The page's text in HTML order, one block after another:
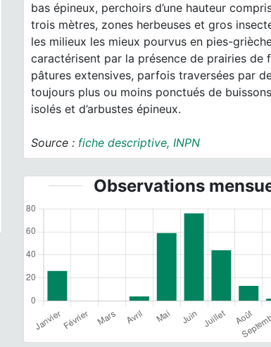
bas épineux, perchoirs d’une hauteur
trois mètres, zones herbeuses et gros
les milieux les mieux pourvus en pies-
caractérisent par la présence de prairies de
pâtures extensives, parfois traversées par
toujours plus ou moins ponctués de
isolés et d’arbustes épineux.
Source : fiche descriptive, INPN
Observations